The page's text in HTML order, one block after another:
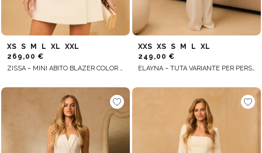
XS S M L XL
XXL
269,00 €
XXS XS S M L
XL
249,00 €